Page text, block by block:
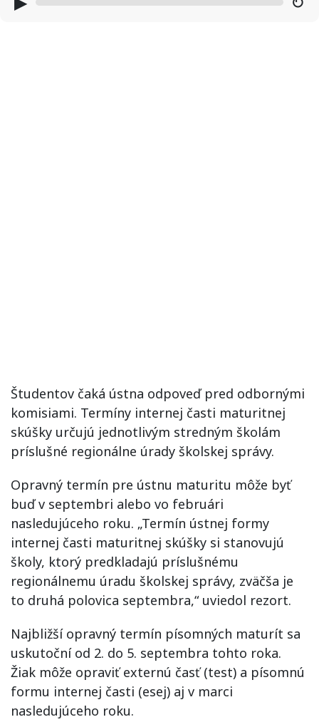
Študentov čaká ústna odpoveď pred odbornými
komisiami. Termíny internej časti maturitnej
skúšky určujú jednotlivým stredným školám
príslušné regionálne úrady školskej správy.
Opravný termín pre ústnu maturitu môže byť
buď v septembri alebo vo februári
nasledujúceho roku. „Termín ústnej formy
internej časti maturitnej skúšky si stanovujú
školy, ktorý predkladajú príslušnému
regionálnemu úradu školskej správy, zväčša je
to druhá polovica septembra,“ uviedol rezort.
Najbližší opravný termín písomných maturít sa
uskutoční od 2. do 5. septembra tohto roka.
Žiak môže opraviť externú časť (test) a písomnú
formu internej časti (esej) aj v marci
nasledujúceho roku.